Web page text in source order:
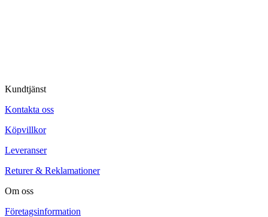
Kundtjänst
Kontakta oss
Köpvillkor
Leveranser
Returer & Reklamationer
Om oss
Företagsinformation